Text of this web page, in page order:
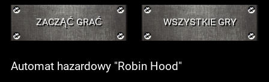
ZACZĄĆ GRAĆ WSZYSTKIE GRY
Automat hazardowy "Robin Hood"